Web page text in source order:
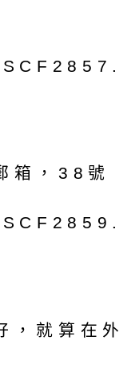
箱，38號
，就算在外